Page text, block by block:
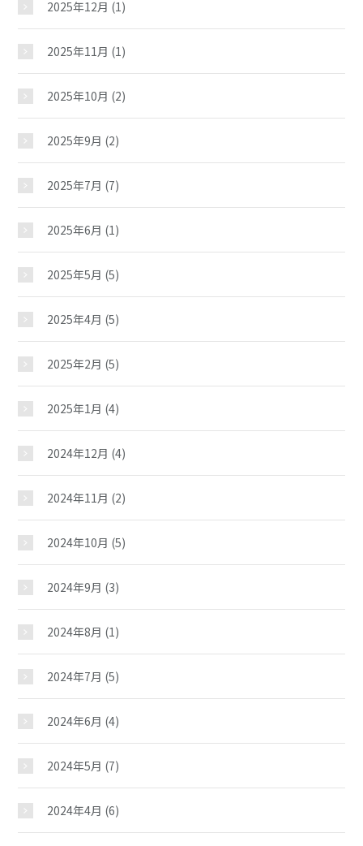
2025年12月 (1)
2025年11月 (1)
2025年10月 (2)
2025年9月 (2)
2025年7月 (7)
2025年6月 (1)
2025年5月 (5)
2025年4月 (5)
2025年2月 (5)
2025年1月 (4)
2024年12月 (4)
2024年11月 (2)
2024年10月 (5)
2024年9月 (3)
2024年8月 (1)
2024年7月 (5)
2024年6月 (4)
2024年5月 (7)
2024年4月 (6)